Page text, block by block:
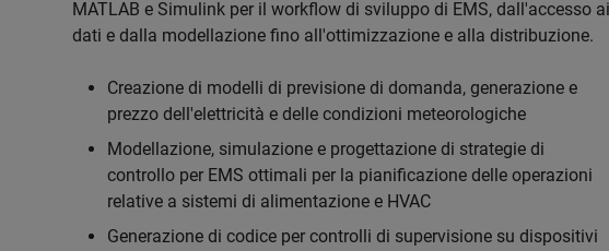
MATLAB e Simulink per il workflow di sviluppo di EMS, dall'accesso ai
dati e dalla modellazione fino all'ottimizzazione e alla distribuzione.
Creazione di modelli di previsione di domanda, generazione e
prezzo dell'elettricità e delle condizioni meteorologiche
Modellazione, simulazione e progettazione di strategie di
controllo per EMS ottimali per la pianificazione delle operazioni
relative a sistemi di alimentazione e HVAC
Generazione di codice per controlli di supervisione su dispositivi